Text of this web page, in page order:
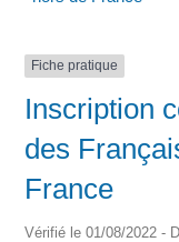
Fiche pratique
Inscription
des
France
Vérifié le 01/08/2022 -